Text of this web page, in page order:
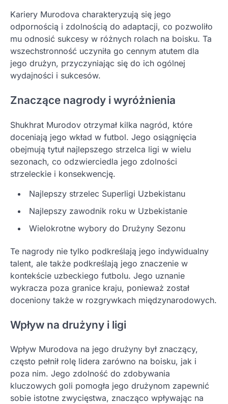
Kariery Murodova charakteryzują się jego
odpornością i zdolnością do adaptacji, co pozwoliło
mu odnosić sukcesy w różnych rolach na boisku. Ta
wszechstronność uczyniła go cennym atutem dla
jego drużyn, przyczyniając się do ich ogólnej
wydajności i sukcesów.
Znaczące nagrody i wyróżnienia
Shukhrat Murodov otrzymał kilka nagród, które
doceniają jego wkład w futbol. Jego osiągnięcia
obejmują tytuł najlepszego strzelca ligi w wielu
sezonach, co odzwierciedla jego zdolności
strzeleckie i konsekwencję.
Najlepszy strzelec Superligi Uzbekistanu
Najlepszy zawodnik roku w Uzbekistanie
Wielokrotne wybory do Drużyny Sezonu
Te nagrody nie tylko podkreślają jego indywidualny
talent, ale także podkreślają jego znaczenie w
kontekście uzbeckiego futbolu. Jego uznanie
wykracza poza granice kraju, ponieważ został
doceniony także w rozgrywkach międzynarodowych.
Wpływ na drużyny i ligi
Wpływ Murodova na jego drużyny był znaczący,
często pełnił rolę lidera zarówno na boisku, jak i
poza nim. Jego zdolność do zdobywania
kluczowych goli pomogła jego drużynom zapewnić
sobie istotne zwycięstwa, znacząco wpływając na